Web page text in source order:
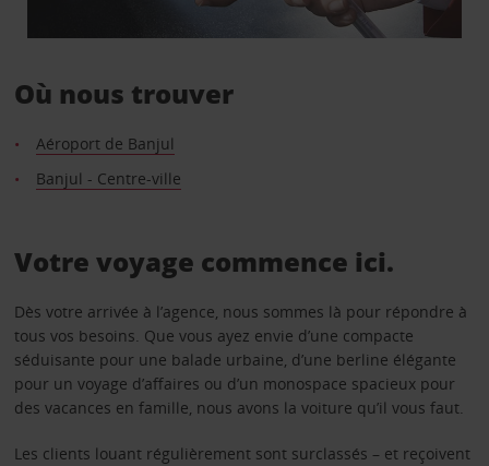
Où nous trouver
Aéroport de Banjul
Banjul - Centre-ville
Votre voyage commence ici.
Dès votre arrivée à l’agence, nous sommes là pour répondre à
tous vos besoins. Que vous ayez envie d’une compacte
séduisante pour une balade urbaine, d’une berline élégante
pour un voyage d’affaires ou d’un monospace spacieux pour
des vacances en famille, nous avons la voiture qu’il vous faut.
Les clients louant régulièrement sont surclassés – et reçoivent